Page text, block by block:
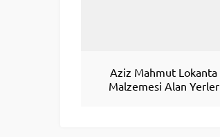
Aziz Mahmut Lokanta
Malzemesi Alan Yerler